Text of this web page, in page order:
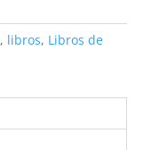
, libros, Libros de